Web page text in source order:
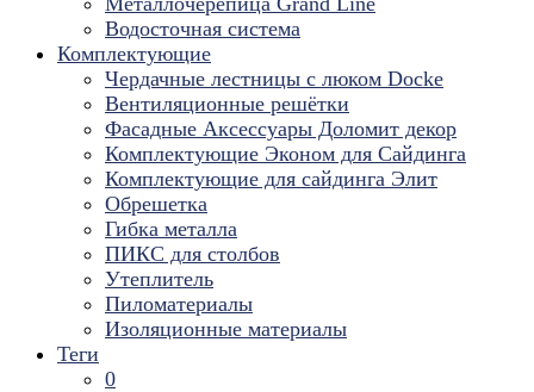
Водосточная система
Комплектующие
Чердачные лестницы с люком Docke
Вентиляционные решётки
Фасадные Аксессуары Доломит декор
Комплектующие Эконом для Сайдинга
Комплектующие для cайдинга Элит
Обрешетка
Гибка металла
ПИКС для столбов
Утеплитель
Пиломатериалы
Изоляционные материалы
Теги
0